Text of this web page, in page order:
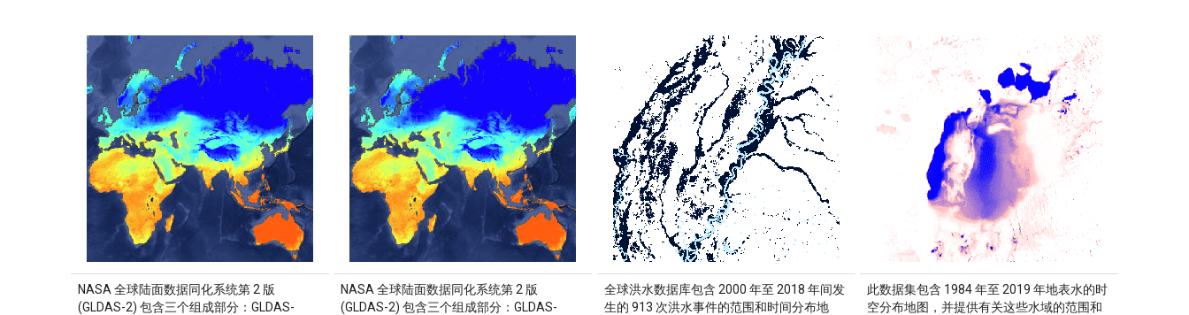
NASA 全球陆面数据同化系统第 2 版
(GLDAS-2) 包含三个组成部分：GLDAS-
NASA 全球陆面数据同化系统第 2 版
(GLDAS-2) 包含三个组成部分：GLDAS-
全球洪水数据库包含 2000 年至 2018 年间发
生的 913 次洪水事件的范围和时间分布地
此数据集包含 1984 年至 2019 年地表水的时
空分布地图，并提供有关这些水域的范围和